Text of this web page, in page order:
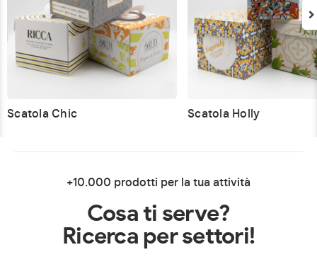
Scatola Chic Scatola Holly
+10.000 prodotti per la tua attività
Cosa ti serve?
Ricerca per settori!